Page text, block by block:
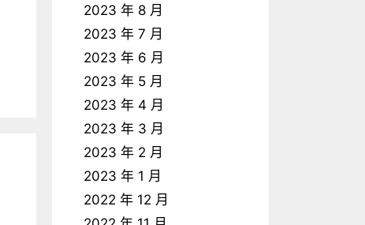
2023 年 8 月
2023 年 7 月
2023 年 6 月
2023 年 5 月
2023 年 4 月
2023 年 3 月
2023 年 2 月
2023 年 1 月
2022 年 12 月